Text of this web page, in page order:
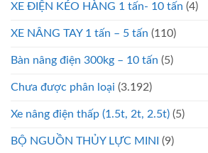
XE ĐIỆN KÉO HÀNG 1 tấn- 10 tấn (4)
XE NÂNG TAY 1 tấn – 5 tấn (110)
Bàn nâng điện 300kg – 10 tấn (5)
Chưa được phân loại (3.192)
Xe nâng điện thấp (1.5t, 2t, 2.5t) (5)
BỘ NGUỒN THỦY LỰC MINI (9)